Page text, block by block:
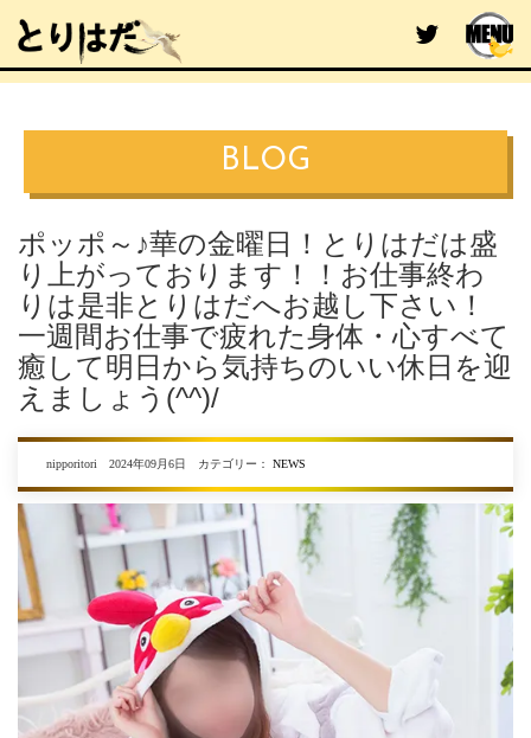
BLOG
ポッポ～♪華の金曜日！とりはだは盛
り上がっております！！お仕事終わ
りは是非とりはだへお越し下さい！
一週間お仕事で疲れた身体・心すべて
癒して明日から気持ちのいい休日を迎
えましょう(^^)/
nipporitori 2024年09月6日 カテゴリー： NEWS